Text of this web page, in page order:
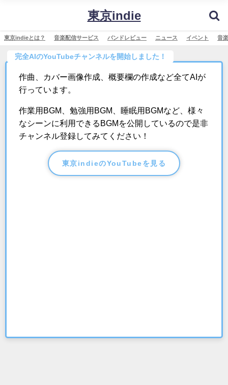
東京indie
東京indieとは？ 音楽配信サービス バンドレビュー ニュース イベント 音
完全AIのYouTubeチャンネルを開始しました！
作曲、カバー画像作成、概要欄の作成など全てAIが
行っています。
作業用BGM、勉強用BGM、睡眠用BGMなど、様々
なシーンに利用できるBGMを公開しているので是非
チャンネル登録してみてください！
東京indieのYouTubeを見る